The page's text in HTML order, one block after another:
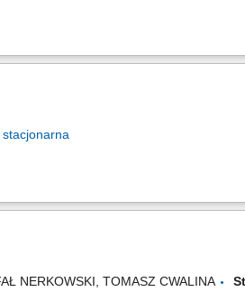
stacjonarna
NERKOWSKI, TOMASZ CWALINA